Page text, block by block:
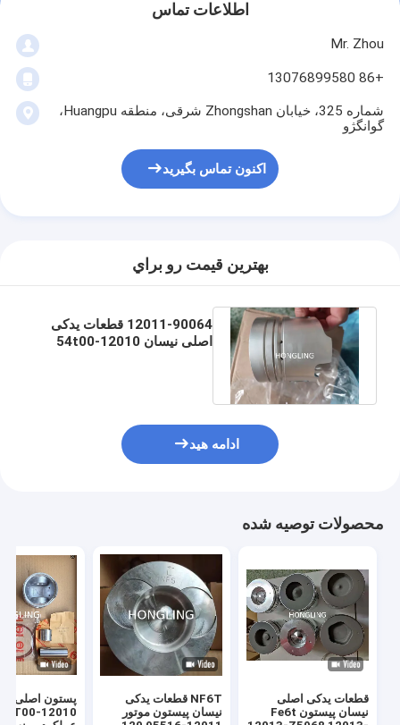
اطلاعات تماس
Mr. Zhou
+86 13076899580
شماره 325، خیابان Zhongshan شرقی، منطقه Huangpu،
گوانگژو
اکنون تماس بگیرید
بهترين قيمت رو براي
12011-90064 قطعات یدکی
اصلی نیسان 12010-54t00
ادامه هید
محصولات توصیه شده
قطعات یدکی اصلی
نیسان پیستون Fe6t
NF6T قطعات یدکی
نیسان پیستون موتور
پستون اصلی